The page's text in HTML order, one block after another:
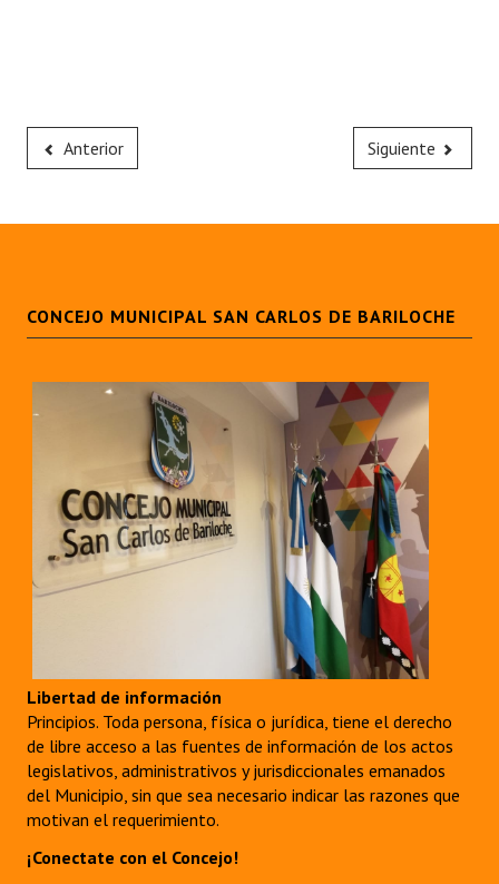
Anterior Siguiente
CONCEJO MUNICIPAL SAN CARLOS DE BARILOCHE
Libertad de información
Principios. Toda persona, física o jurídica, tiene el derecho
de libre acceso a las fuentes de información de los actos
legislativos, administrativos y jurisdiccionales emanados
del Municipio, sin que sea necesario indicar las razones que
motivan el requerimiento.
¡Conectate con el Concejo!